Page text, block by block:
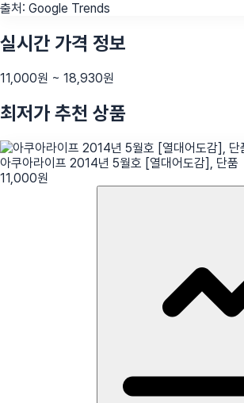
출처: Google Trends
실시간 가격 정보
11,000원 ~ 18,930원
최저가 추천 상품
아쿠아라이프 2014년 5월호 [열대어도감], 단품
11,000원